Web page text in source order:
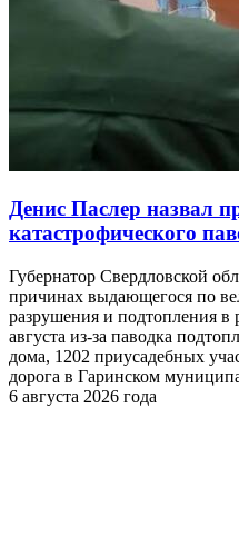
Денис Паслер назвал
катастрофического
Губернатор Свердловской
причинах выдающегося по
разрушения и подтопления
августа из-за паводка
дома, 1202 приусадебных
дорога в Гаринском
6 августа 2026 года